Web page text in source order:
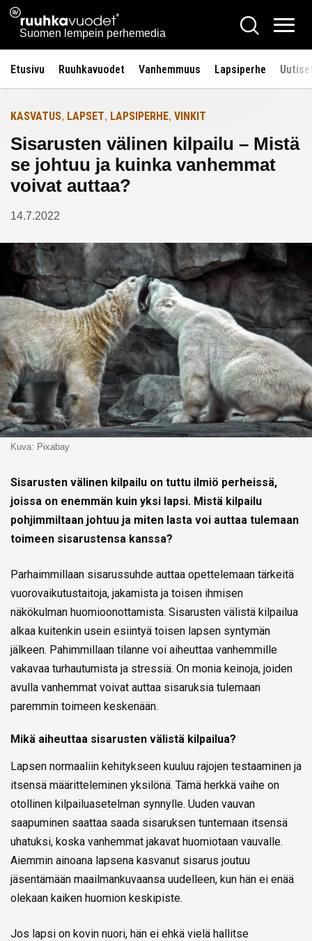
Siirry
sisältöön
Ruuhkavuodet.fi
Suomen lempein perhemedia
Hae
Etusivu Ruuhkavuodet Vanhemmuus Lapsiperhe
Etusivulle
KASVATUS, LAPSET, LAPSIPERHE, VINKIT
Sisarusten välinen kilpailu – Mistä
se johtuu ja kuinka vanhemmat
voivat auttaa?
14.7.2022
Kuva: Pixabay
Sisarusten välinen kilpailu on tuttu ilmiö perheissä,
joissa on enemmän kuin yksi lapsi. Mistä kilpailu
pohjimmiltaan johtuu ja miten lasta voi auttaa tulemaan
toimeen sisarustensa kanssa?
Parhaimmillaan sisarussuhde auttaa opettelemaan tärkeitä
vuorovaikutustaitoja, jakamista ja toisen ihmisen
näkökulman huomioonottamista. Sisarusten välistä kilpailua
alkaa kuitenkin usein esiintyä toisen lapsen syntymän
jälkeen. Pahimmillaan tilanne voi aiheuttaa vanhemmille
vakavaa turhautumista ja stressiä. On monia keinoja, joiden
avulla vanhemmat voivat auttaa sisaruksia tulemaan
paremmin toimeen keskenään.
Mikä aiheuttaa sisarusten välistä kilpailua?
Lapsen normaaliin kehitykseen kuuluu rajojen testaaminen ja
itsensä määritteleminen yksilönä. Tämä herkkä vaihe on
otollinen kilpailuasetelman synnylle. Uuden vauvan
saapuminen saattaa saada sisaruksen tuntemaan itsensä
uhatuksi, koska vanhemmat jakavat huomiotaan vauvalle.
Aiemmin ainoana lapsena kasvanut sisarus joutuu
jäsentämään maailmankuvaansa uudelleen, kun hän ei enää
olekaan kaiken huomion keskipiste.
Jos lapsi on kovin nuori, hän ei ehkä vielä hallitse